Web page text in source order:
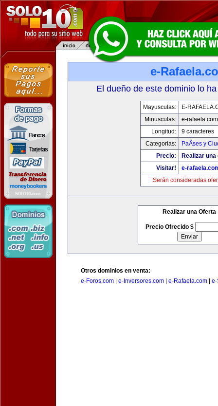
e-
El dueño de este dominio lo
Mayusculas:
E-
Minusculas:
e-rafaela.com
Longitud:
9 caracteres
Categorias:
PaÃ­ses y
Precio:
Realizar
Visitar!
e-
Serán consideradas
Realizar una Oferta
Precio Ofrecido $
Otros dominios en venta:
e-Foros.com
e-Inversores.com e-Rafaela.com e-